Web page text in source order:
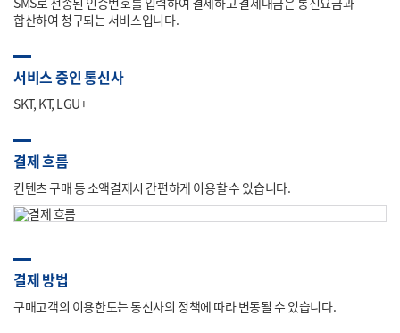
합산하여 청구되는 서비스입니다.
서비스 중인 통신사
SKT, KT, LGU+
결제 흐름
컨텐츠 구매 등 소액결제시 간편하게 이용할 수 있습니다.
결제 방법
구매고객의 이용한도는 통신사의 정책에 따라 변동될 수 있습니다.